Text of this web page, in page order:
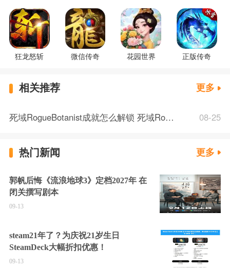
狂龙怒斩 微信传奇 花园世界 正版传奇
相关推荐 更多
死域RogueBotanist成就怎么解锁 死域Rogue隐藏成就Botanist解锁方法 08-25
热门新闻 更多
郭帆后悔《流浪地球3》定档2027年 在
闭关撰写剧本
09-13
steam21年了？为庆祝21岁生日
SteamDeck大幅折扣优惠！
09-13